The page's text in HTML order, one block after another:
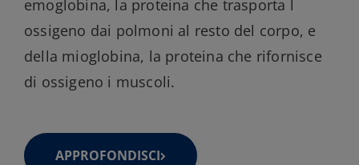
emoglobina, la proteina che trasporta l
ossigeno dai polmoni al resto del corpo, e
della mioglobina, la proteina che rifornisce
di ossigeno i muscoli.
APPROFONDISCI